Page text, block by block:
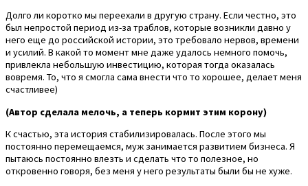
Долго ли коротко мы переехали в другую страну. Если честно, это
был непростой период из-за траблов, которые возникли давно у
него еще до российской истории, это требовало нервов, времени
и усилий. В какой то момент мне даже удалось немного помочь,
привлекла небольшую инвестицию, которая тогда оказалась
вовремя. То, что я смогла сама внести что то хорошее, делает меня
счастливее)
(Автор сделала мелочь, а теперь кормит этим корону)
К счастью, эта история стабилизировалась. После этого мы
постоянно перемещаемся, муж занимается развитием бизнеса. Я
пытаюсь постоянно влезть и сделать что то полезное, но
откровенно говоря, без меня у него результаты были бы не хуже.